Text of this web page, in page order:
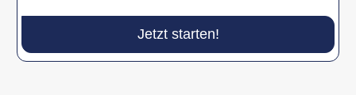
Jetzt starten!